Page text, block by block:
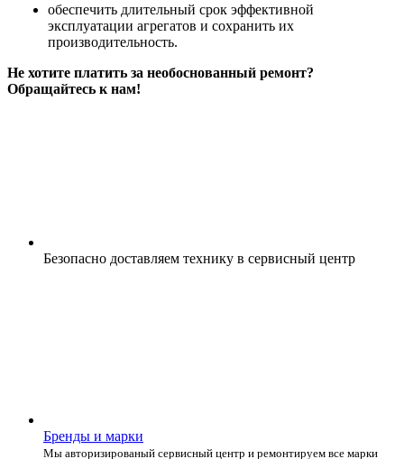
обеспечить длительный срок эффективной
эксплуатации агрегатов и сохранить их
производительность.
Не хотите платить за необоснованный ремонт?
Обращайтесь к нам!
Безопасно доставляем технику в сервисный центр
Бренды и марки
Мы авторизированый сервисный центр и ремонтируем все марки